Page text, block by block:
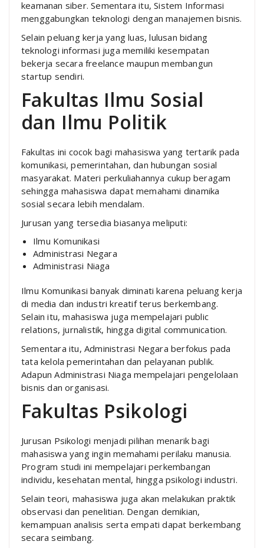
keamanan siber. Sementara itu, Sistem Informasi
menggabungkan teknologi dengan manajemen bisnis.
Selain peluang kerja yang luas, lulusan bidang
teknologi informasi juga memiliki kesempatan
bekerja secara freelance maupun membangun
startup sendiri.
Fakultas Ilmu Sosial
dan Ilmu Politik
Fakultas ini cocok bagi mahasiswa yang tertarik pada
komunikasi, pemerintahan, dan hubungan sosial
masyarakat. Materi perkuliahannya cukup beragam
sehingga mahasiswa dapat memahami dinamika
sosial secara lebih mendalam.
Jurusan yang tersedia biasanya meliputi:
Ilmu Komunikasi
Administrasi Negara
Administrasi Niaga
Ilmu Komunikasi banyak diminati karena peluang kerja
di media dan industri kreatif terus berkembang.
Selain itu, mahasiswa juga mempelajari public
relations, jurnalistik, hingga digital communication.
Sementara itu, Administrasi Negara berfokus pada
tata kelola pemerintahan dan pelayanan publik.
Adapun Administrasi Niaga mempelajari pengelolaan
bisnis dan organisasi.
Fakultas Psikologi
Jurusan Psikologi menjadi pilihan menarik bagi
mahasiswa yang ingin memahami perilaku manusia.
Program studi ini mempelajari perkembangan
individu, kesehatan mental, hingga psikologi industri.
Selain teori, mahasiswa juga akan melakukan praktik
observasi dan penelitian. Dengan demikian,
kemampuan analisis serta empati dapat berkembang
secara seimbang.